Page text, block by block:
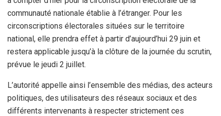
communauté nationale établie à l’étranger. Pour les
circonscriptions électorales situées sur le territoire
national, elle prendra effet à partir d’aujourd’hui 29 juin et
restera applicable jusqu’à la clôture de la journée du scrutin,
prévue le jeudi 2 juillet.
L’autorité appelle ainsi l’ensemble des médias, des acteurs
politiques, des utilisateurs des réseaux sociaux et des
différents intervenants à respecter strictement ces